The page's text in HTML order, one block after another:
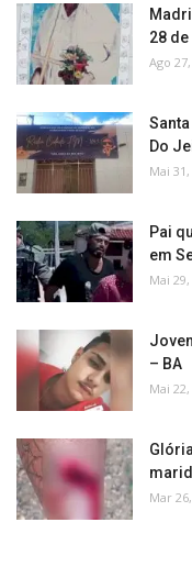
28
Ago
Do
Mai 31,
Pai
em
Mai 29,
– BA
Mai 22,
Mar